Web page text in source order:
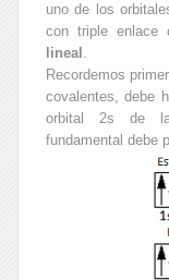
uno de los
con triple enlace
lineal .
Recordemos
covalentes, debe
orbital 2s de la
fundamental debe